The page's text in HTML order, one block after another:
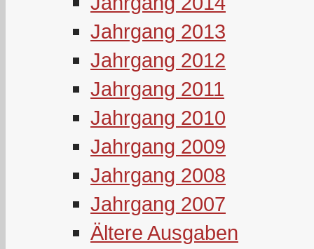
Jahrgang 2013
Jahrgang 2012
Jahrgang 2011
Jahrgang 2010
Jahrgang 2009
Jahrgang 2008
Jahrgang 2007
Ältere Ausgaben